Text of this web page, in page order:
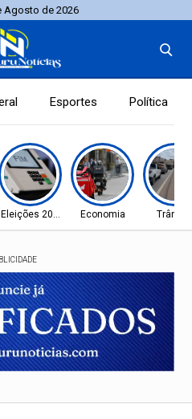
Agosto de 2026
Esportes Política
Eleições 2026 Economia